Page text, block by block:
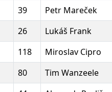
39 Petr Mareček
26 Lukáš Frank
118 Miroslav Cipro
80 Tim Wanzeele